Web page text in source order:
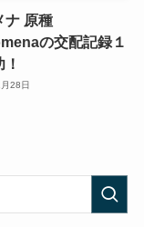
ナ 原種
の交配記録１
28日